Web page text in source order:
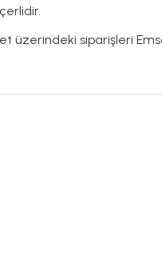
üzerindeki siparişleri